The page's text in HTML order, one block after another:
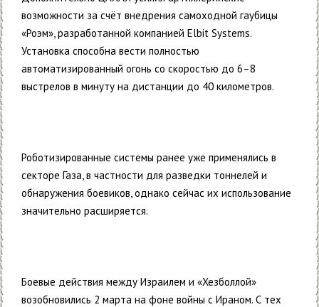
возможности за счёт внедрения самоходной гаубицы
«Роэм», разработанной компанией Elbit Systems.
Установка способна вести полностью
автоматизированный огонь со скоростью до 6–8
выстрелов в минуту на дистанции до 40 километров.
Роботизированные системы ранее уже применялись в
секторе Газа, в частности для разведки тоннелей и
обнаружения боевиков, однако сейчас их использование
значительно расширяется.
Боевые действия между Израилем и «Хезболлой»
возобновились 2 марта на фоне войны с Ираном. С тех